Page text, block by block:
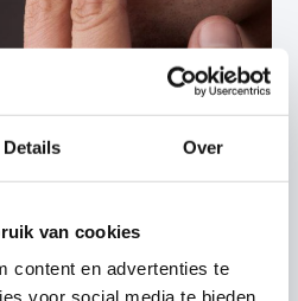
Details Over
van cookies
content en advertenties te
voor social media te bieden
Zo pakken
behandeling de hoogste